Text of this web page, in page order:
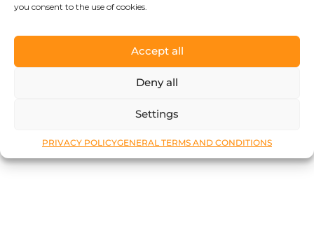
you consent to the use of cookies.
Accept all
Deny all
Settings
PRIVACY POLICYGENERAL TERMS AND CONDITIONS